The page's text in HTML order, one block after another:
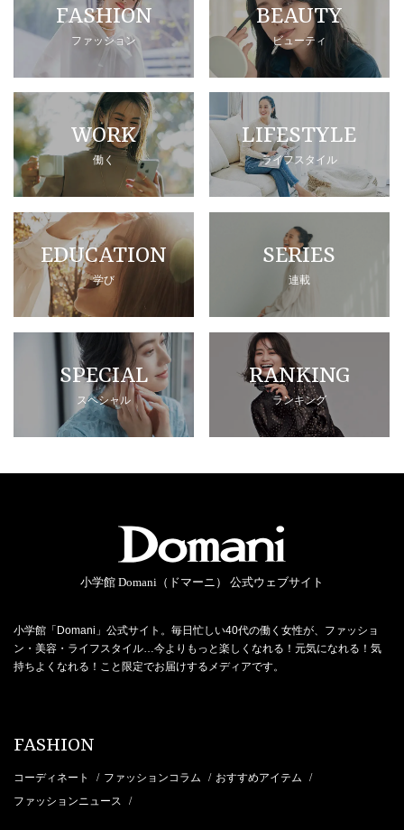
FASHION
ファッション
BEAUTY
ビューティ
WORK
働く
LIFESTYLE
ライフスタイル
EDUCATION
学び
SERIES
連載
SPECIAL
スペシャル
RANKING
ランキング
小学館 Domani（ドマーニ） 公式ウェブサイト
小学館「Domani」公式サイト。毎日忙しい40代の働く女性が、ファッショ
ン・美容・ライフスタイル…今よりもっと楽しくなれる！元気になれる！気
持ちよくなれる！こと限定でお届けするメディアです。
FASHION
コーディネート / ファッションコラム / おすすめアイテム /
ファッションニュース /